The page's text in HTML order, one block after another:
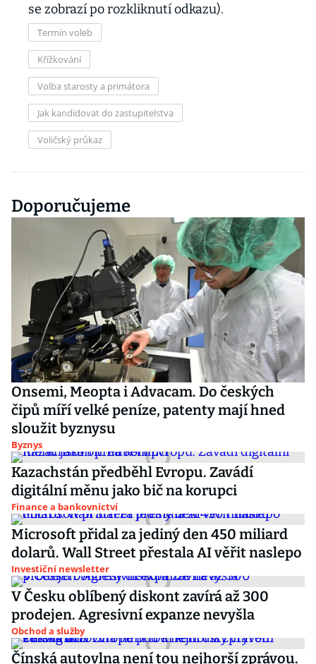
se zobrazí po rozkliknutí odkazu).
Termín voleb
Křížkování
Volba starosty a primátora
Jak kandidovat do zastupitelstva
Voličský průkaz
Doporučujeme
Onsemi, Meopta i Advacam. Do českých
čipů míří velké peníze, patenty mají hned
sloužit byznysu
Byznys
Kazachstán předběhl Evropu. Zavádí
digitální měnu jako bič na korupci
Finance a bankovnictví
Microsoft přidal za jediný den 450 miliard
dolarů. Wall Street přestala AI věřit naslepo
Investiční newsletter
V Česku oblíbený diskont zavírá až 300
prodejen. Agresivní expanze nevyšla
Obchod a služby
Čínská autovlna není tou nejhorší zprávou.